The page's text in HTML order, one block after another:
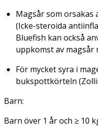
Magsår som orsakas
(Icke-steroida
Bluefish kan också
uppkomst av magsår
För mycket syra i
bukspottkörteln
Barn:
Barn över 1 år och ≥ 10